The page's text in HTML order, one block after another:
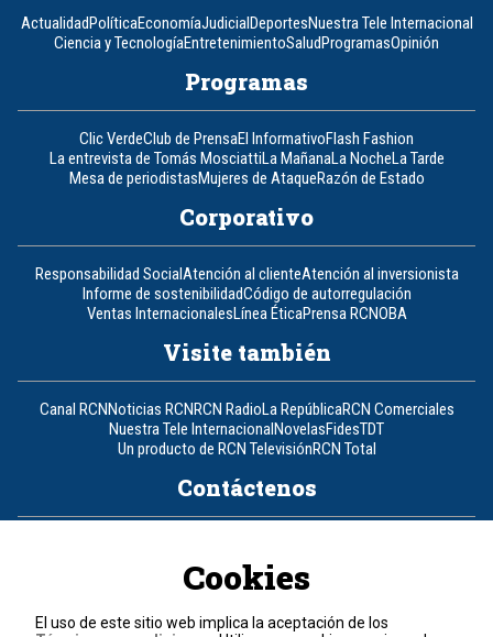
ActualidadPolíticaEconomíaJudicialDeportesNuestra Tele Internacional
Ciencia y TecnologíaEntretenimientoSaludProgramasOpinión
Programas
Clic VerdeClub de PrensaEl InformativoFlash Fashion
La entrevista de Tomás MosciattiLa MañanaLa NocheLa Tarde
Mesa de periodistasMujeres de AtaqueRazón de Estado
Corporativo
Responsabilidad SocialAtención al clienteAtención al inversionista
Informe de sostenibilidadCódigo de autorregulación
Ventas InternacionalesLínea ÉticaPrensa RCNOBA
Visite también
Canal RCNNoticias RCNRCN RadioLa RepúblicaRCN Comerciales
Nuestra Tele InternacionalNovelasFidesTDT
Un producto de RCN TelevisiónRCN Total
Contáctenos
Política de cookies
Términos y condiciones
Cookies
El uso de este sitio web implica la aceptación de los